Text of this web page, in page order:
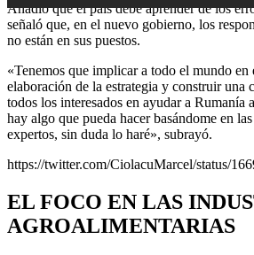
Añadió que el país debe aprender de los
señaló que, en el nuevo gobierno, los
no están en sus puestos.
«Tenemos que implicar a todo el mundo en
elaboración de la estrategia y construir una
todos los interesados en ayudar a Rumanía
hay algo que pueda hacer basándome en
expertos, sin duda lo haré», subrayó.
https://twitter.com/CiolacuMarcel/status/
EL FOCO EN LAS
AGROALIMENTARIAS